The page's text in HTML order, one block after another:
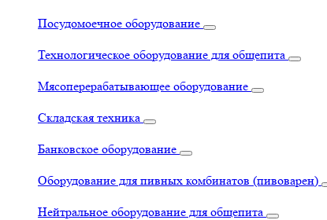
Посудомоечное оборудование
Технологическое оборудование для общепита
Мясоперерабатывающее оборудование
Складская техника
Банковское оборудование
Оборудование для пивных комбинатов (пивоварен)
Нейтральное оборудование для общепита